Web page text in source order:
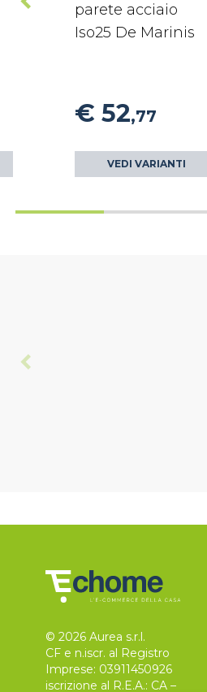
parete acciaio
Iso25 De Marinis
€ 52,77
VEDI VARIANTI
© 2026 Aurea s.r.l.
CF e n.iscr. al Registro
Imprese: 03911450926
iscrizione al R.E.A.: CA –